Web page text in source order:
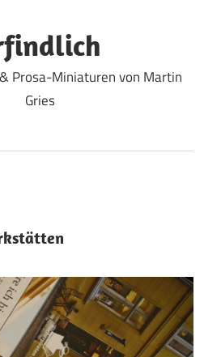
Prosa-Miniaturen von Martin
Gries